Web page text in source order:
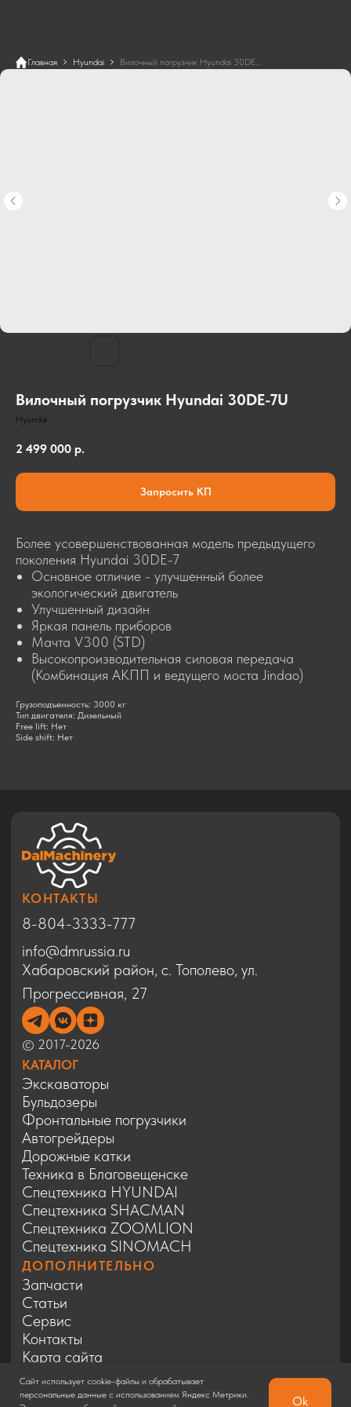
Главная Hyundai Вилочный погрузчик Hyundai 30DE-7U
Вилочный погрузчик Hyundai 30DE-7U
Hyundai
2 499 000 р.
Запросить КП
Более усовершенствованная модель предыдущего
поколения Hyundai 30DE-7
Основное отличие - улучшенный более
экологический двигатель
Улучшенный дизайн
Яркая панель приборов
Мачта V300 (STD)
Высокопроизводительная силовая передача
(Комбинация АКПП и ведущего моста Jindao)
Грузоподъемность: 3000 кг
Тип двигателя: Дизельный
Free lift: Нет
Side shift: Нет
Сайт использует cookie-файлы и обрабатывает
персональные данные с использованием Яндекс Метрики.
Ok
КОНТАКТЫ
8-804-3333-777
info@dmrussia.ru
Прогрессивная, 27
Дорожные катки
Техника в Благовещенске
Спецтехника HYUNDAI
Спецтехника SHACMAN
Спецтехника ZOOMLION
Спецтехника SINOMACH
ДОПОЛНИТЕЛЬНО
Запчасти
Статьи
Сервис
Контакты
Карта сайта
Политика конфиденциальности